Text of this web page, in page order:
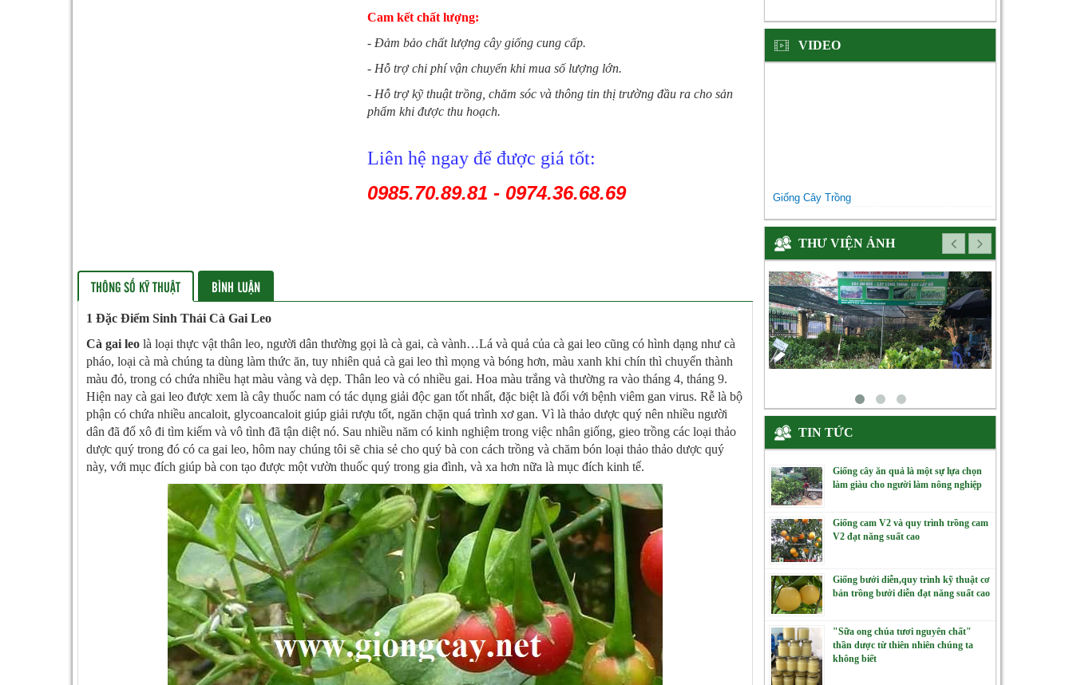
Cam kết chất lượng:
- Đảm bảo chất lượng cây giống cung cấp.
- Hỗ trợ chi phí vận chuyển khi mua số lượng lớn.
- Hỗ trợ kỹ thuật trồng, chăm sóc và thông tin thị trường đầu ra cho sản
phẩm khi được thu hoạch.
Liên hệ ngay để được giá tốt:
0985.70.89.81 - 0974.36.68.69
THÔNG SỐ KỸ THUẬT BÌNH LUẬN
1 Đặc Điểm Sinh Thái Cà Gai Leo
Cà gai leo là loại thực vật thân leo, người dân thường gọi là cà gai, cà vành…Lá và quả của cà gai leo cũng có hình dạng như cà
pháo, loại cà mà chúng ta dùng làm thức ăn, tuy nhiên quả cà gai leo thì mọng và bóng hơn, màu xanh khi chín thì chuyển thành
màu đỏ, trong có chứa nhiều hạt màu vàng và dẹp. Thân leo và có nhiều gai. Hoa màu trắng và thường ra vào tháng 4, tháng 9.
Hiện nay cà gai leo được xem là cây thuốc nam có tác dụng giải độc gan tốt nhất, đặc biệt là đối với bệnh viêm gan virus. Rễ là bộ
phận có chứa nhiều ancaloit, glycoancaloit giúp giải rượu tốt, ngăn chặn quá trình xơ gan. Vì là thảo dược quý nên nhiều người
dân đã đổ xô đi tìm kiếm và vô tình đã tận diệt nó. Sau nhiều năm có kinh nghiệm trong việc nhân giống, gieo trồng các loại thảo
dược quý trong đó có ca gai leo, hôm nay chúng tôi sẽ chia sẻ cho quý bà con cách trồng và chăm bón loại thảo thảo dược quý
này, với mục đích giúp bà con tạo được một vườn thuốc quý trong gia đình, và xa hơn nữa là mục đích kinh tế.
VIDEO
Giống Cây Trồng
THƯ VIỆN ẢNH
TIN TỨC
Giống cây ăn quả là một sự lựa chọn
làm giàu cho người làm nông nghiệp
Giống cam V2 và quy trình trồng cam
V2 đạt năng suất cao
Giống bưởi diễn,quy trình kỹ thuật cơ
bản trồng bưởi diễn đạt năng suất cao
"Sữa ong chúa tươi nguyên chất"
thần dược từ thiên nhiên chúng ta
không biết